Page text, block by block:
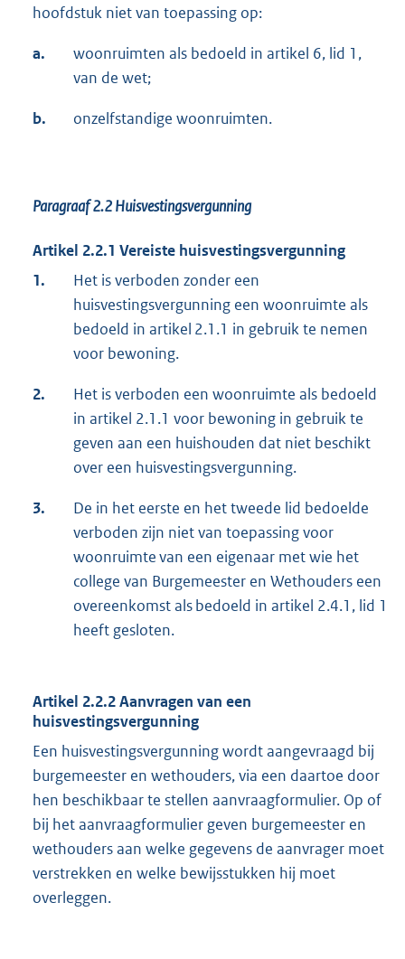
hoofdstuk niet van toepassing op:
a.
woonruimten als bedoeld in artikel 6, lid 1,
van de wet;
b. onzelfstandige woonruimten.
Paragraaf 2.2Huisvestingsvergunning
Artikel 2.2.1 Vereiste huisvestingsvergunning
1.
Het is verboden zonder een
huisvestingsvergunning een woonruimte als
bedoeld in artikel 2.1.1 in gebruik te nemen
voor bewoning.
2.
Het is verboden een woonruimte als bedoeld
in artikel 2.1.1 voor bewoning in gebruik te
geven aan een huishouden dat niet beschikt
over een huisvestingsvergunning.
3.
De in het eerste en het tweede lid bedoelde
verboden zijn niet van toepassing voor
woonruimte van een eigenaar met wie het
college van Burgemeester en Wethouders een
overeenkomst als bedoeld in artikel 2.4.1, lid 1
heeft gesloten.
Artikel 2.2.2 Aanvragen van een
huisvestingsvergunning
Een huisvestingsvergunning wordt aangevraagd bij
burgemeester en wethouders, via een daartoe door
hen beschikbaar te stellen aanvraagformulier. Op of
bij het aanvraagformulier geven burgemeester en
wethouders aan welke gegevens de aanvrager moet
verstrekken en welke bewijsstukken hij moet
overleggen.